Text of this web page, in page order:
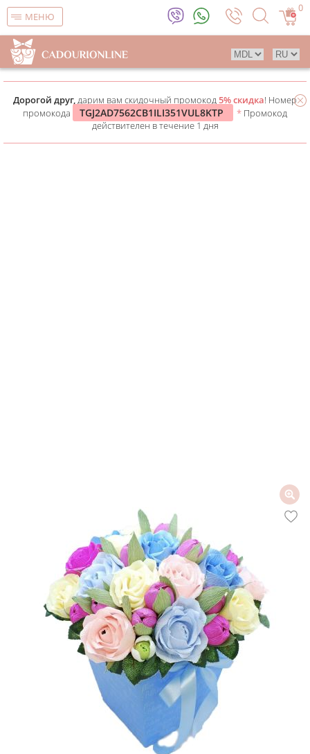
МЕНЮ
0
Дорогой друг,дарим вам скидочный промокод5% скидка! Номер
промокода
TGJ2AD7562CB1ILI351VUL8KTP * Промокод
действителен в течение 1 дня